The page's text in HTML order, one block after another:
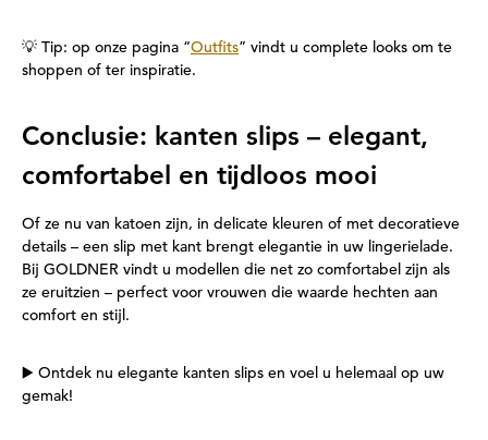
💡 Tip: op onze pagina “Outfits” vindt u complete looks om te
shoppen of ter inspiratie.
Conclusie: kanten slips – elegant,
comfortabel en tijdloos mooi
Of ze nu van katoen zijn, in delicate kleuren of met decoratieve
details – een slip met kant brengt elegantie in uw lingerielade.
Bij GOLDNER vindt u modellen die net zo comfortabel zijn als
ze eruitzien – perfect voor vrouwen die waarde hechten aan
comfort en stijl.
▶️ Ontdek nu elegante kanten slips en voel u helemaal op uw
gemak!